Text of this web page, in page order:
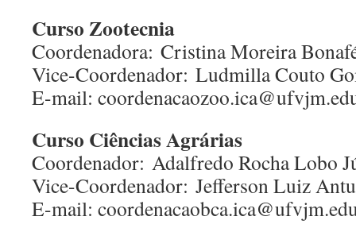
Curso Zootecnia
Coordenadora: Cristina Moreira
Vice-Coordenador: Ludmilla Couto
E-mail:
Curso Ciências Agrárias
Coordenador: Adalfredo Rocha Lobo
Vice-Coordenador: Jefferson Luiz
E-mail: